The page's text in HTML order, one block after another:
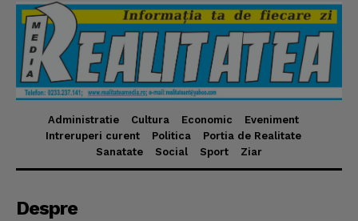
News Week
Administratie Cultura Economic
Eveniment
Intreruperi curent
Politica
Portia de Realitate
Sanatate
Social Sport Ziar
Despre